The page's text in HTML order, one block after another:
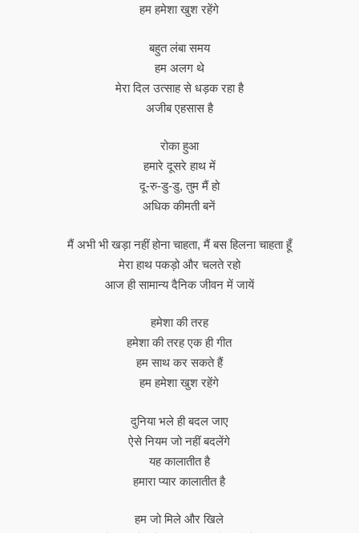
हम हमेशा खुश रहेंगे
बहुत लंबा समय
हम अलग थे
मेरा दिल उत्साह से धड़क रहा है
अजीब एहसास है
रोका हुआ
हमारे दूसरे हाथ में
दू-रु-डु-डु, तुम मैं हो
अधिक कीमती बनें
मैं अभी भी खड़ा नहीं होना चाहता, मैं बस हिलना चाहता हूँ
मेरा हाथ पकड़ो और चलते रहो
आज ही सामान्य दैनिक जीवन में जायें
हमेशा की तरह
हमेशा की तरह एक ही गीत
हम साथ कर सकते हैं
हम हमेशा खुश रहेंगे
दुनिया भले ही बदल जाए
ऐसे नियम जो नहीं बदलेंगे
यह कालातीत है
हमारा प्यार कालातीत है
हम जो मिले और खिले